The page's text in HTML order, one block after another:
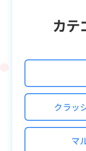
ユニットの強
カテ
クラッ
マ